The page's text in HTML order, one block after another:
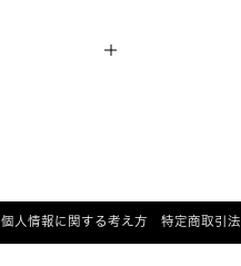
個人情報に関する考え方 特定商取引